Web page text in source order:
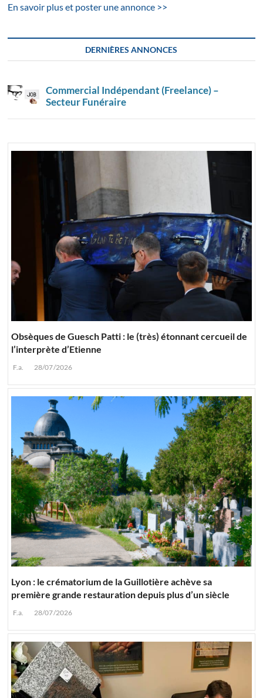
En savoir plus et poster une annonce >>
DERNIÈRES ANNONCES
Commercial Indépendant (Freelance) –
Secteur Funéraire
Obsèques de Guesch Patti : le (très) étonnant cercueil de
l’interprète d’Etienne
F.a. 28/07/2026
Lyon : le crématorium de la Guillotière achève sa
première grande restauration depuis plus d’un siècle
F.a. 28/07/2026